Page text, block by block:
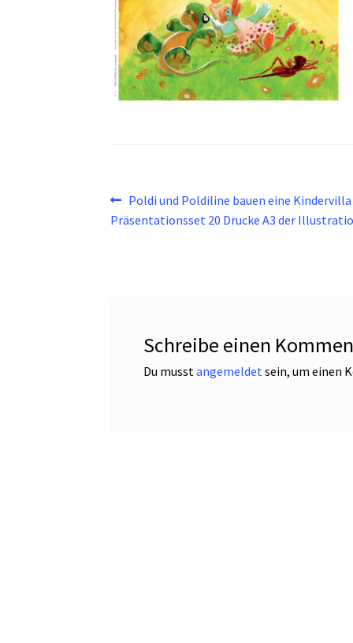
Beitragsnavigation
Vorheriger
Beitrag:
Poldi und Poldiline bauen eine Kindervilla
Präsentationsset 20 Drucke A3 der
Schreibe einen
Du musst angemeldet sein, um einen